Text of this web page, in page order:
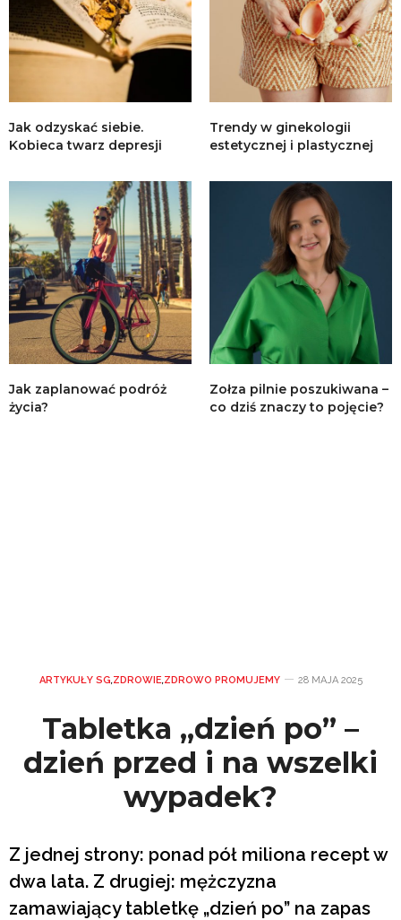
Jak odzyskać siebie.
Kobieca twarz depresji
Trendy w ginekologii
estetycznej i plastycznej
Jak zaplanować podróż
życia?
Zołza pilnie poszukiwana –
co dziś znaczy to pojęcie?
ARTYKUŁY SG,ZDROWIE,ZDROWO PROMUJEMY 28 MAJA 2025
Tabletka „dzień po” –
dzień przed i na wszelki
wypadek?
Z jednej strony: ponad pół miliona recept w
dwa lata. Z drugiej: mężczyzna
zamawiający tabletkę „dzień po” na zapas